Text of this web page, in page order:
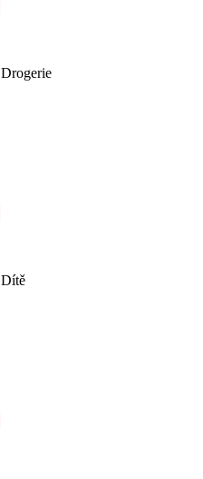
Drogerie
Dítě